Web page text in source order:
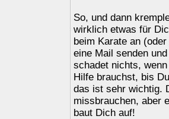
So, und dann
wirklich etwas für
beim Karate an
eine Mail senden
schadet nichts,
Hilfe brauchst, bis
das ist sehr wichtig.
missbrauchen, aber
baut Dich auf!